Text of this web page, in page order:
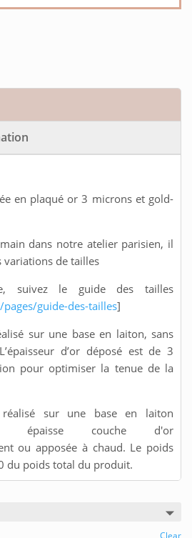
en plaqué or 3 microns et gold-
dans notre atelier parisien, il
variations de tailles
suivez le guide des tailles
guide-des-tailles]
sur une base en laiton, sans
d’or déposé est de 3
pour optimiser la tenue de la
sur une base en laiton
épaisse couche d'or
ou apposée à chaud. Le poids
du poids total du produit.
Clear